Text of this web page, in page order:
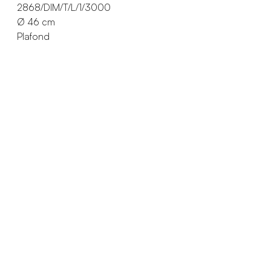
2868/DIM/T/L/1/3000
Ø 46 cm
Plafond